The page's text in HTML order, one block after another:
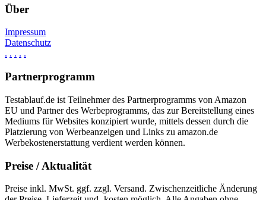
Über
Impressum
Datenschutz
. . . . .
Partnerprogramm
Testablauf.de ist Teilnehmer des Partnerprogramms von Amazon
EU und Partner des Werbeprogramms, das zur Bereitstellung eines
Mediums für Websites konzipiert wurde, mittels dessen durch die
Platzierung von Werbeanzeigen und Links zu amazon.de
Werbekostenerstattung verdient werden können.
Preise / Aktualität
Preise inkl. MwSt. ggf. zzgl. Versand. Zwischenzeitliche Änderung